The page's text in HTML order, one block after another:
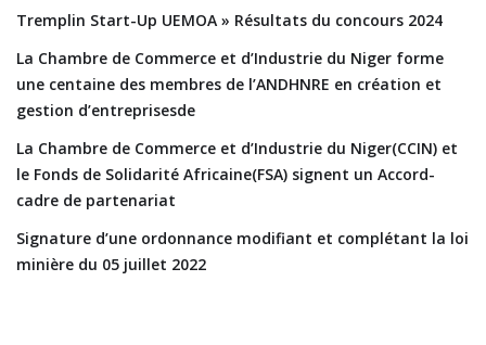
Tremplin Start-Up UEMOA » Résultats du concours 2024
La Chambre de Commerce et d’Industrie du Niger forme
une centaine des membres de l’ANDHNRE en création et
gestion d’entreprisesde
La Chambre de Commerce et d’Industrie du Niger(CCIN) et
le Fonds de Solidarité Africaine(FSA) signent un Accord-
cadre de partenariat
Signature d’une ordonnance modifiant et complétant la loi
minière du 05 juillet 2022